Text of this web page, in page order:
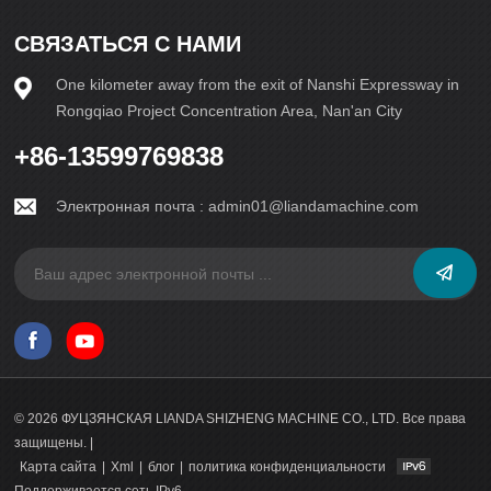
минимизировать воздействие на окружающую среду,
экологичного будущего.В заключение следует отметить,
машинах трудно переоценить. Они не только
способствовали развитию отрасли с точки зрения
способствовали инновациям и устойчивому развитию. В
будущем технологии по-прежнему будут движущей силой,
расширяя границы и устанавливая новые стандарты для
СВЯЗАТЬСЯ С НАМИ
One kilometer away from the exit of Nanshi Expressway in
Rongqiao Project Concentration Area, Nan'an City
+86-13599769838
Электронная почта :admin01@liandamachine.com
© 2026 ФУЦЗЯНСКАЯ LIANDA SHIZHENG MACHINE CO., LTD. Все права
защищены. |
Карта сайта
Xml блог
политика конфиденциальности